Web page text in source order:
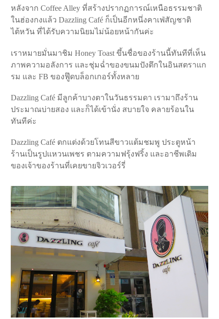
หลังจาก Coffee Alley ที่สร้างปรากฏการณ์เหนือธรรมชาติ
ในฮ่องกงแล้ว Dazzling Café ก็เป็นอีกหนึ่งคาเฟ่สัญชาติ
ไต้หวัน ที่ได้รับความนิยมไม่น้อยหน้ากันค่ะ
เราหมายมั่นมาชิม Honey Toast ขึ้นชื่อของร้านนี้ทันทีที่เห็น
ภาพความอลังการ และชุ่มฉ่ำของขนมปังตึกในอินสตราแก
รม และ FB ของฟู๊ดบล็อกเกอร์ทั้งหลาย
Dazzling Café มีลูกค้าบางตาในวันธรรมดา เรามาถึงร้าน
ประมาณบ่ายสอง และก็ได้เข้านั่ง สบายใจ คลายร้อนใน
ทันทีค่ะ
Dazzling Café ตกแต่งด้วยโทนสีขาวแต้มชมพู ประตูหน้า
ร้านเป็นรูปแหวนเพชร ตามความฟรุ้งฟริ้ง และอาชีพเดิม
ของเจ้าของร้านที่เคยขายจิวเวอร์รี่